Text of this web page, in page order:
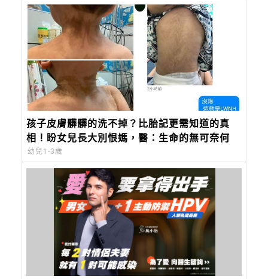
孩子皮膚髒髒的洗不掉？比胎記更需知道的真
相！盼女兒長大別恨媽，醫：生命的無可奈何
幼兒1-3歲